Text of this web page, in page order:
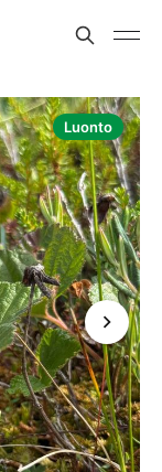
Luonto